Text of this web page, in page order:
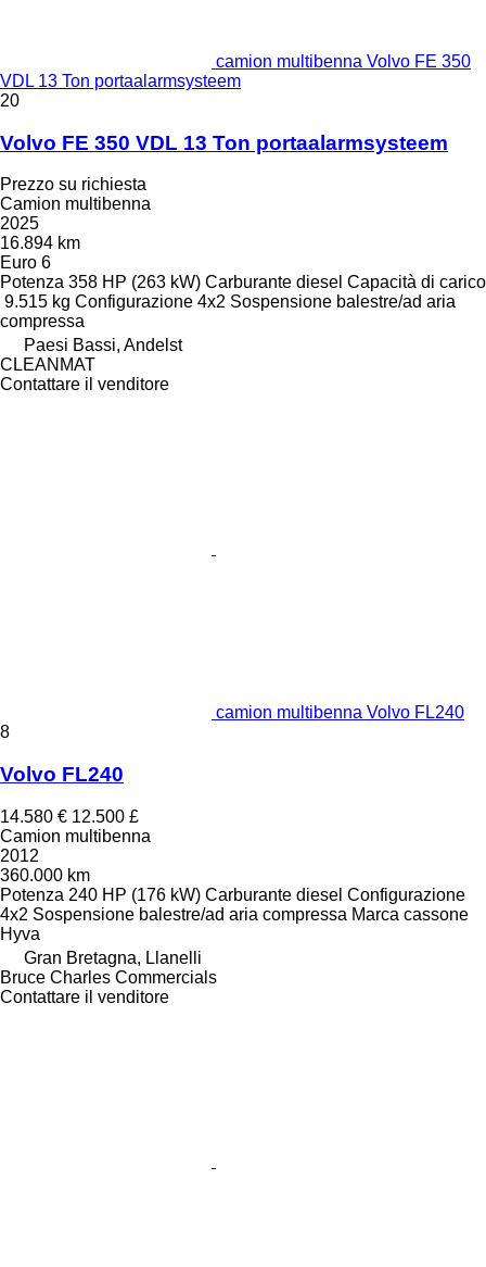
camion multibenna Volvo FE 350
VDL 13 Ton portaalarmsysteem
20
Volvo FE 350 VDL 13 Ton portaalarmsysteem
Prezzo su richiesta
Camion multibenna
2025
16.894 km
Euro 6
Potenza 358 HP (263 kW) Carburante diesel Capacità di carico
9.515 kg Configurazione 4x2 Sospensione balestre/ad aria
compressa
Paesi Bassi, Andelst
CLEANMAT
Contattare il venditore
camion multibenna Volvo FL240
8
Volvo FL240
14.580 € 12.500 £
Camion multibenna
2012
360.000 km
Potenza 240 HP (176 kW) Carburante diesel Configurazione
4x2 Sospensione balestre/ad aria compressa Marca cassone
Hyva
Gran Bretagna, Llanelli
Bruce Charles Commercials
Contattare il venditore